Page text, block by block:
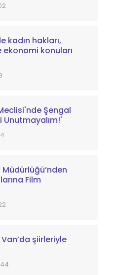
kadın hakları,
konuları
Şengal
Unutmayalım!'
Müdürlüğü’nden
Film
şiirleriyle